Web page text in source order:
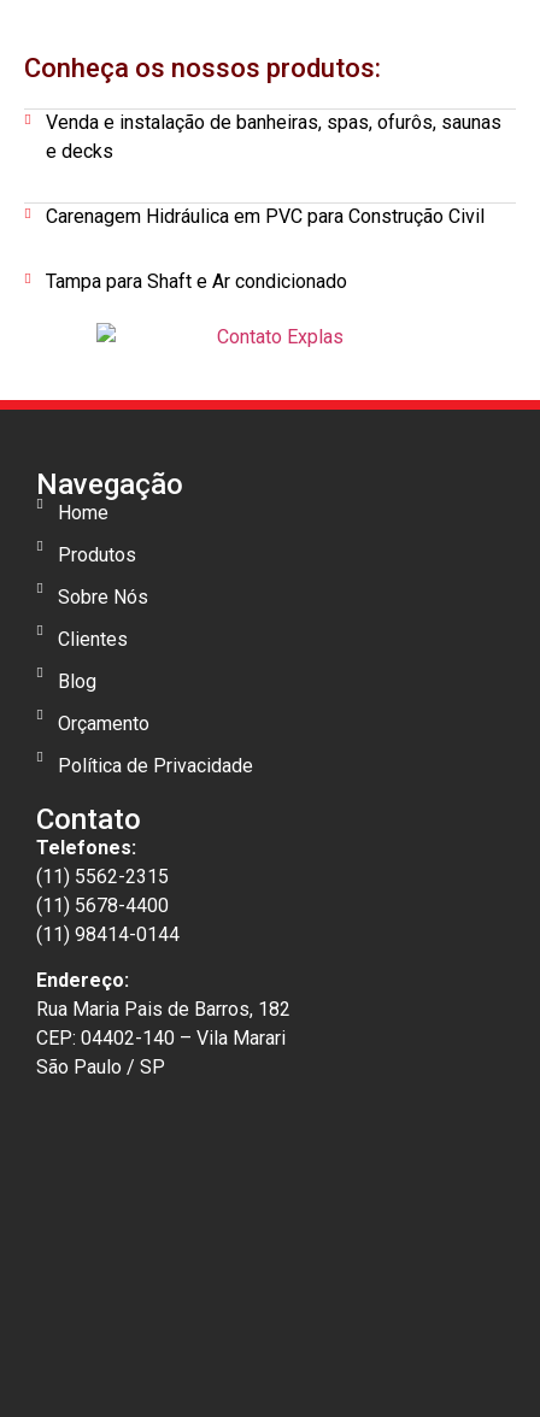
Conheça os nossos produtos:
Venda e instalação de banheiras, spas, ofurôs, saunas
e decks
Carenagem Hidráulica em PVC para Construção Civil
Tampa para Shaft e Ar condicionado
Navegação
Home
Produtos
Sobre Nós
Clientes
Blog
Orçamento
Política de Privacidade
Contato
Telefones:
(11) 5562-2315
(11) 5678-4400
(11) 98414-0144
Endereço:
Rua Maria Pais de Barros, 182
CEP: 04402-140 – Vila Marari
São Paulo / SP